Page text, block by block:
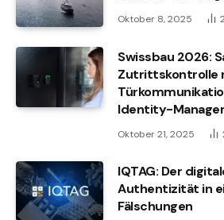
Oktober 8, 2025
Swissbau 2026:
Zutrittskontrolle
Identity-
Oktober 21, 2025
IQTAG: Der
Authentizität in
Fälschungen